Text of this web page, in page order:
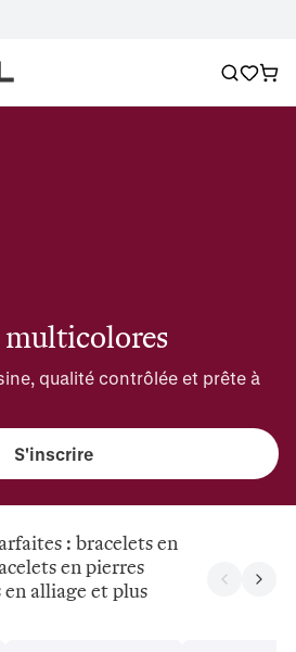
multicolores
qualité contrôlée et prête à
S'inscrire
: bracelets en
en pierres
alliage et plus